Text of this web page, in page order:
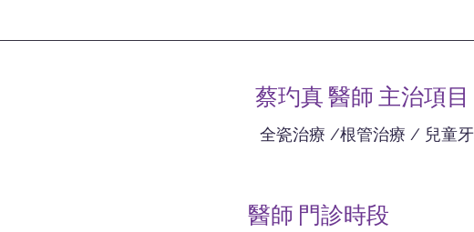
蔡玓真 醫師 主治項目
全瓷治療 /根管治療 / 兒童
醫師 門診時段